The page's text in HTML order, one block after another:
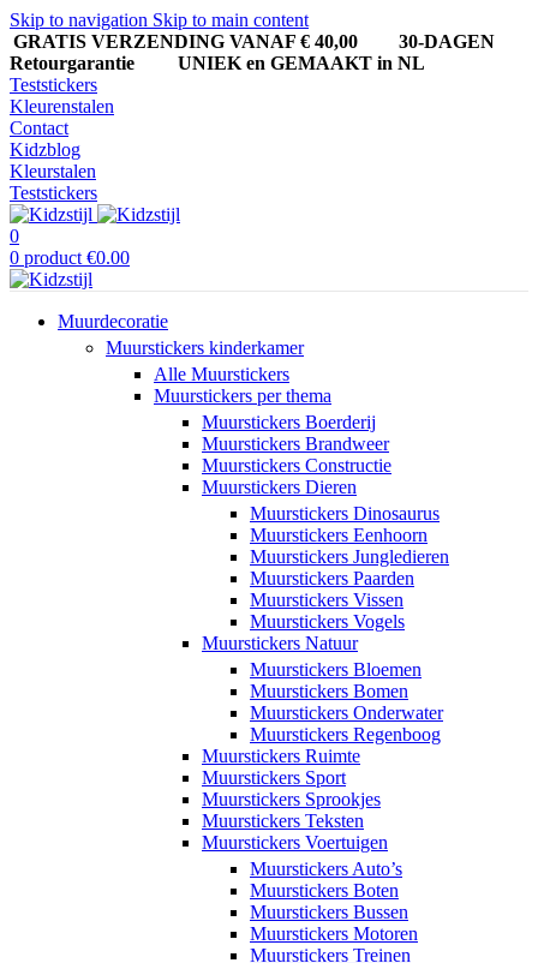
Skip to navigation Skip to main content
GRATIS VERZENDING VANAF € 40,00
30-DAGEN
Retourgarantie UNIEK en GEMAAKT in NL
Teststickers
Kleurenstalen
Contact
Kidzblog
Kleurstalen
Teststickers
0
0 product €0.00
Muurdecoratie
Muurstickers kinderkamer
Alle Muurstickers
Muurstickers per thema
Muurstickers Boerderij
Muurstickers Brandweer
Muurstickers Constructie
Muurstickers Dieren
Muurstickers Dinosaurus
Muurstickers Eenhoorn
Muurstickers Jungledieren
Muurstickers Paarden
Muurstickers Vissen
Muurstickers Vogels
Muurstickers Natuur
Muurstickers Bloemen
Muurstickers Bomen
Muurstickers Onderwater
Muurstickers Regenboog
Muurstickers Ruimte
Muurstickers Sport
Muurstickers Sprookjes
Muurstickers Teksten
Muurstickers Voertuigen
Muurstickers Auto’s
Muurstickers Boten
Muurstickers Bussen
Muurstickers Motoren
Muurstickers Treinen